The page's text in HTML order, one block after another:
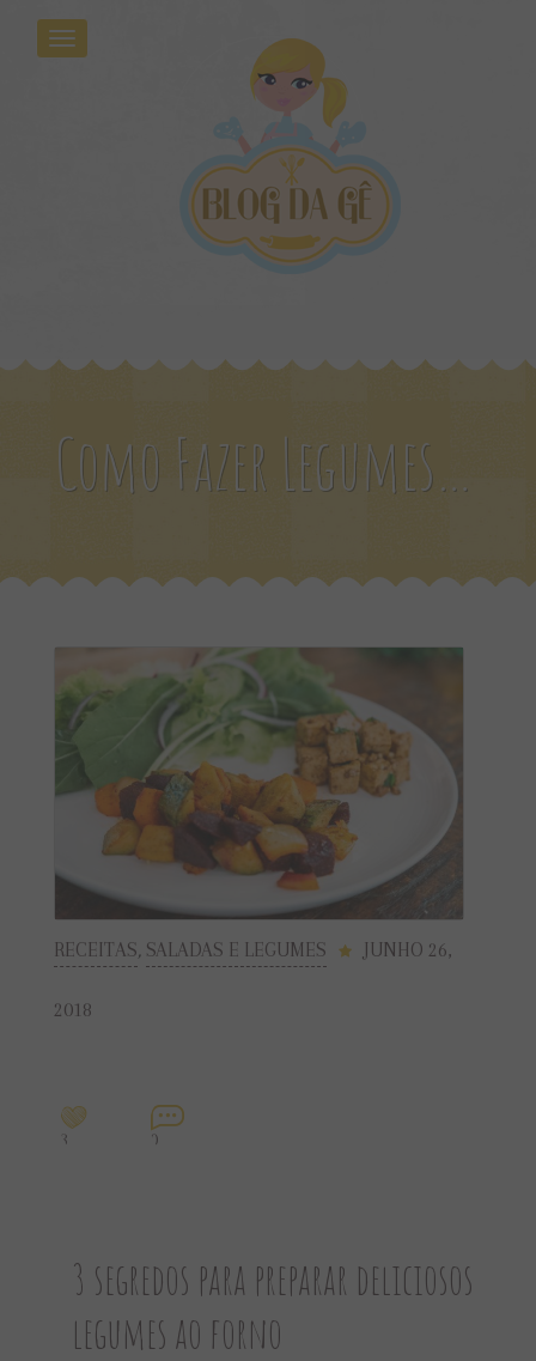
Como Fazer Legumes Ao Forno
RECEITAS, SALADAS E LEGUMES JUNHO 26,
2018
3 0
3 segredos para preparar deliciosos
legumes ao forno